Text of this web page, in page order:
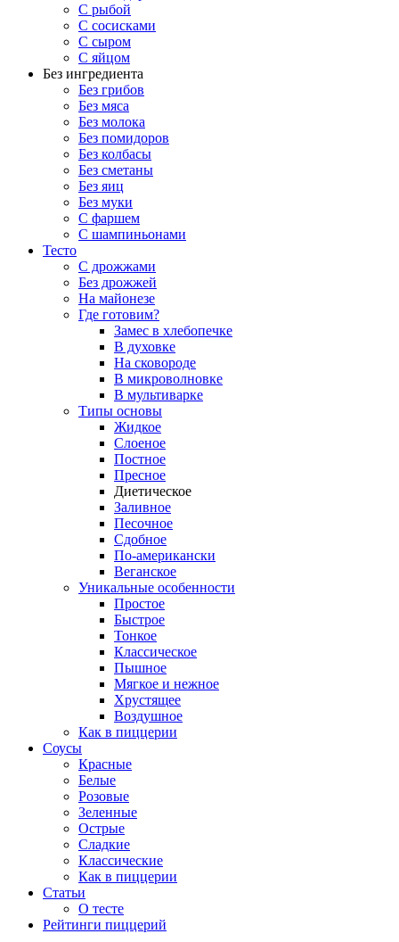
С рыбой
С сосисками
С сыром
С яйцом
Без ингредиента
Без грибов
Без мяса
Без молока
Без помидоров
Без колбасы
Без сметаны
Без яиц
Без муки
С фаршем
С шампиньонами
Тесто
С дрожжами
Без дрожжей
На майонезе
Где готовим?
Замес в хлебопечке
В духовке
На сковороде
В микроволновке
В мультиварке
Типы основы
Жидкое
Слоеное
Постное
Пресное
Диетическое
Заливное
Песочное
Сдобное
По-американски
Веганское
Уникальные особенности
Простое
Быстрое
Тонкое
Классическое
Пышное
Мягкое и нежное
Хрустящее
Воздушное
Как в пиццерии
Соусы
Красные
Белые
Розовые
Зеленные
Острые
Сладкие
Классические
Как в пиццерии
Статьи
О тесте
Рейтинги пиццерий